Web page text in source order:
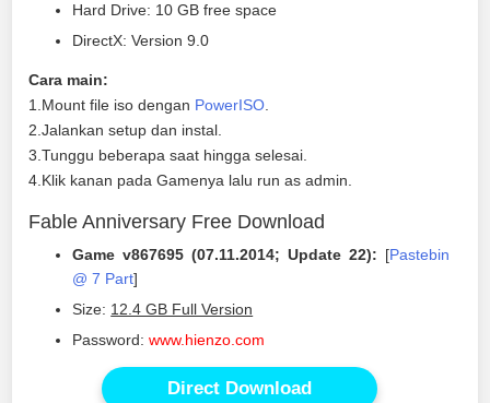
Hard Drive: 10 GB free space
DirectX: Version 9.0
Cara main:
1.Mount file iso dengan PowerISO
2.Jalankan setup dan instal.
3.Tunggu beberapa saat hingga selesai.
4.Klik kanan pada Gamenya lalu run as admin.
Fable Anniversary Free Download
Game v867695 (07.11.2014; Update 22): [Pastebin
@ 7 Part]
Size: 12.4 GB Full Version
Password:www.hienzo.com
Direct Download